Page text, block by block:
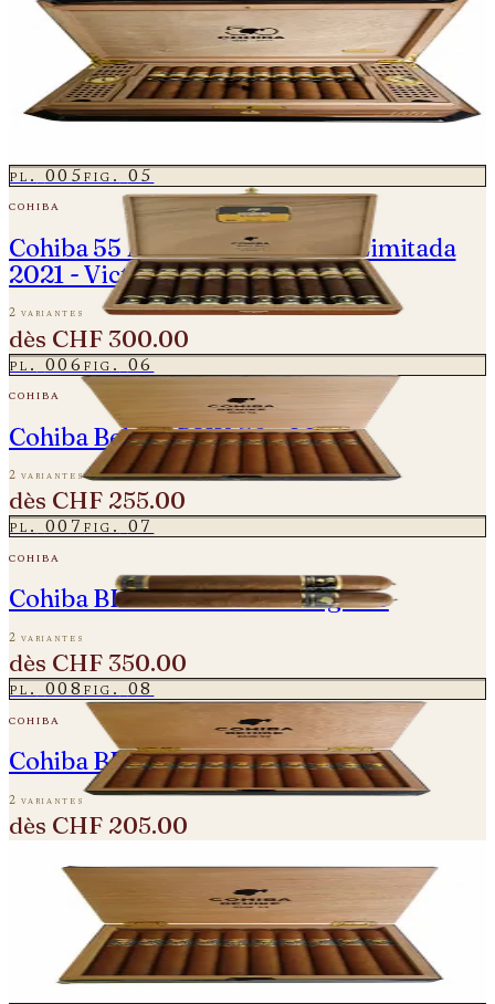
cohiba
Cohiba 50 Aniversario - Majestuosos 1966
Humidor
2 variantes
pl. 005fig. 05
cohiba
Cohiba 55 Aniversario Edición Limitada
2021 - Victoria
2 variantes
dès CHF 300.00
pl. 006fig. 06
cohiba
Cohiba Behike BHK 56 - 2024
2 variantes
dès CHF 255.00
pl. 007fig. 07
cohiba
Cohiba BHK 58 - Einzelne Zigarre
2 variantes
dès CHF 350.00
pl. 008fig. 08
cohiba
Cohiba BHK Behike 52 - 2020
2 variantes
dès CHF 205.00
Cohiba BHK Behike 54 - 2020/21
2 variantes
CHF 240.00